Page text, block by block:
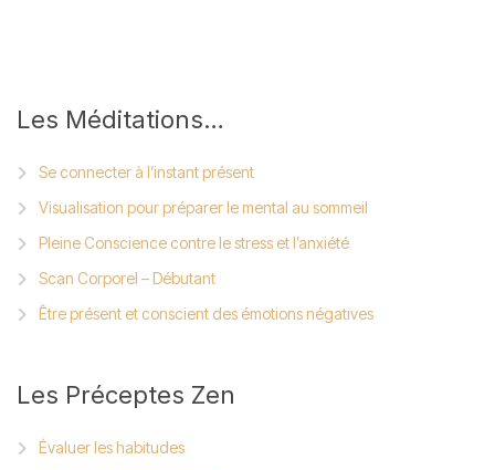
Les Méditations…
Se connecter à l’instant présent
Visualisation pour préparer le mental au sommeil
Pleine Conscience contre le stress et l’anxiété
Scan Corporel – Débutant
Être présent et conscient des émotions négatives
Les Préceptes Zen
Évaluer les habitudes